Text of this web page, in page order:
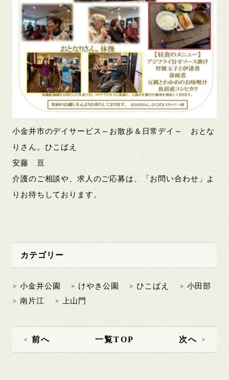
小金井市のデイサービス～お散歩＆日常デイ～ おとな
りさん。ひこばえ
安藤 亘
介護のご相談や、求人のご応募は、「お問い合わせ」よ
りお待ちしております。
カテゴリー
小金井公園 けやき公園 ひこばえ
小田部
南片江
上山門
前へ 一覧TOP 次へ